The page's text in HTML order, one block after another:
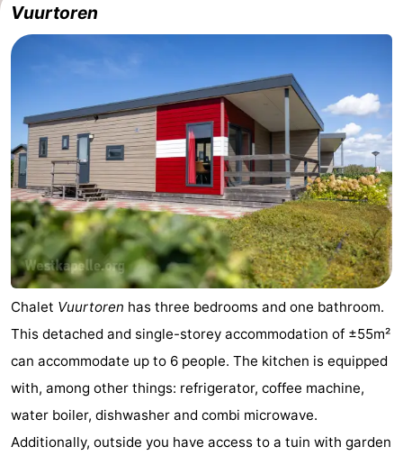
Vuurtoren
Chalet Vuurtoren has three bedrooms and one bathroom.
This detached and single-storey accommodation of ±55m²
can accommodate up to 6 people. The kitchen is equipped
with, among other things: refrigerator, coffee machine,
water boiler, dishwasher and combi microwave.
Additionally, outside you have access to a tuin with garden